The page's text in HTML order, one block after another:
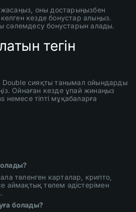
оны достарыңызбен
кезде бонустар алыңыз.
сәлемдесу бонустарын алады.
тегін
Double сияқты танымал ойындарды
Ойнаған кезде ұпай жинаңыз
немесе тіпті мұқабаларға
төленген карталар, крипто,
аймақтық төлем әдістерімен
болады?